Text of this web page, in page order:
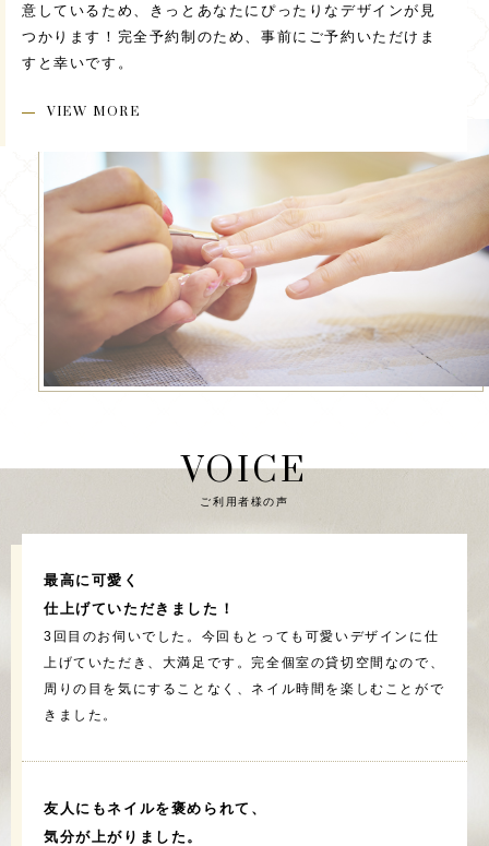
意しているため、きっとあなたにぴったりなデザインが見
つかります！完全予約制のため、事前にご予約いただけま
すと幸いです。
VIEW MORE
VOICE
ご利用者様の声
最高に可愛く
仕上げていただきました！
3回目のお伺いでした。今回もとっても可愛いデザインに仕
上げていただき、大満足です。完全個室の貸切空間なので、
周りの目を気にすることなく、ネイル時間を楽しむことがで
きました。
友人にもネイルを褒められて、
気分が上がりました。